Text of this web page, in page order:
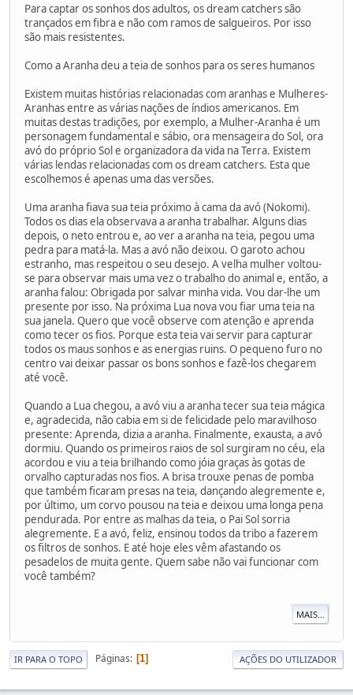
Para captar os sonhos dos adultos, os dream catchers são
trançados em fibra e não com ramos de salgueiros. Por isso
são mais resistentes.
Como a Aranha deu a teia de sonhos para os seres humanos
Existem muitas histórias relacionadas com aranhas e Mulheres-
Aranhas entre as várias nações de índios americanos. Em
muitas destas tradições, por exemplo, a Mulher-Aranha é um
personagem fundamental e sábio, ora mensageira do Sol, ora
avó do próprio Sol e organizadora da vida na Terra. Existem
várias lendas relacionadas com os dream catchers. Esta que
escolhemos é apenas uma das versões.
Uma aranha fiava sua teia próximo à cama da avó (Nokomi).
Todos os dias ela observava a aranha trabalhar. Alguns dias
depois, o neto entrou e, ao ver a aranha na teia, pegou uma
pedra para matá-la. Mas a avó não deixou. O garoto achou
estranho, mas respeitou o seu desejo. A velha mulher voltou-
se para observar mais uma vez o trabalho do animal e, então, a
aranha falou: Obrigada por salvar minha vida. Vou dar-lhe um
presente por isso. Na próxima Lua nova vou fiar uma teia na
sua janela. Quero que você observe com atenção e aprenda
como tecer os fios. Porque esta teia vai servir para capturar
todos os maus sonhos e as energias ruins. O pequeno furo no
centro vai deixar passar os bons sonhos e fazê-los chegarem
até você.
Quando a Lua chegou, a avó viu a aranha tecer sua teia mágica
e, agradecida, não cabia em si de felicidade pelo maravilhoso
presente: Aprenda, dizia a aranha. Finalmente, exausta, a avó
dormiu. Quando os primeiros raios de sol surgiram no céu, ela
acordou e viu a teia brilhando como jóia graças às gotas de
orvalho capturadas nos fios. A brisa trouxe penas de pomba
que também ficaram presas na teia, dançando alegremente e,
por último, um corvo pousou na teia e deixou uma longa pena
pendurada. Por entre as malhas da teia, o Pai Sol sorria
alegremente. E a avó, feliz, ensinou todos da tribo a fazerem
os filtros de sonhos. E até hoje eles vêm afastando os
pesadelos de muita gente. Quem sabe não vai funcionar com
você também?
MAIS...
IR PARA O TOPO Páginas 1 AÇÕES DO UTILIZADOR